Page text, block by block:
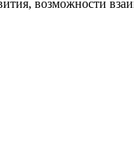
возможности